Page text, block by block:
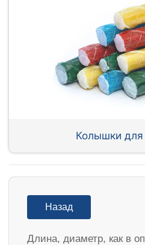
Колышки для
Назад
Длина, диаметр, как в